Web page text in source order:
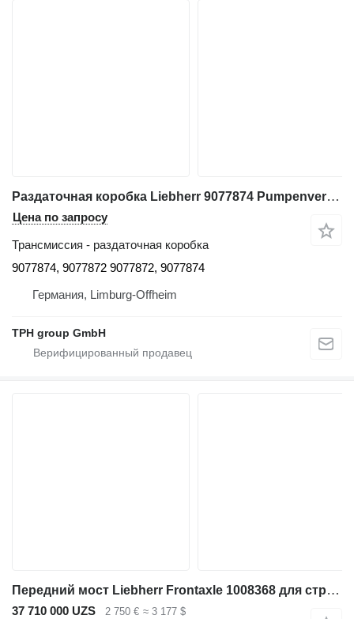
Раздаточная коробка Liebherr 9077874 Pumpenverteilergetriebe MKA350, PVG 351, 9077872, Liebhe 9077874, 9077872 для строительной техники Liebherr
Цена по запросу
Трансмиссия - раздаточная коробка
9077874, 9077872 9077872, 9077874
Германия, Limburg-Offheim
TPH group GmbH
Передний мост Liebherr Frontaxle 1008368 для строительной техники
37 710 000 UZS 2 750 € ≈ 3 177 $